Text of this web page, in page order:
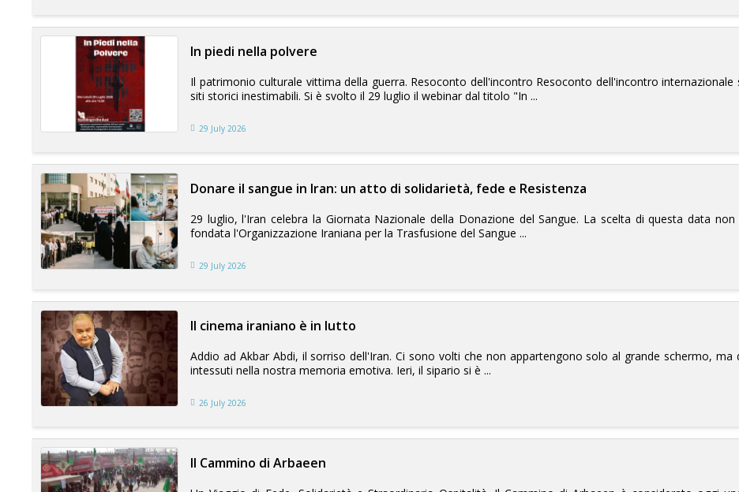
In piedi nella polvere
Il patrimonio culturale vittima della guerra. Resoconto dell'incontro Resoconto dell'incontro
siti storici inestimabili. Si è svolto il 29 luglio il webinar dal titolo "In ...
29 July 2026
Donare il sangue in Iran: un atto di solidarietà, fede e Resistenza
29 luglio, l'Iran celebra la Giornata Nazionale della Donazione del Sangue. La scelta di questa data
fondata l'Organizzazione Iraniana per la Trasfusione del Sangue ...
29 July 2026
Il cinema iraniano è in lutto
Addio ad Akbar Abdi, il sorriso dell'Iran. Ci sono volti che non appartengono solo al grande schermo,
intessuti nella nostra memoria emotiva. Ieri, il sipario si è ...
26 July 2026
Il Cammino di Arbaeen